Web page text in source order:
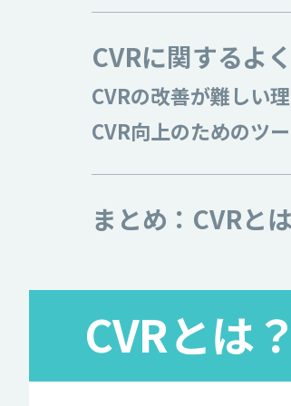
CVRに関するよ
CVRの改善が難しい
CVR向上のためのツ
まとめ：CVRと
CVRとは